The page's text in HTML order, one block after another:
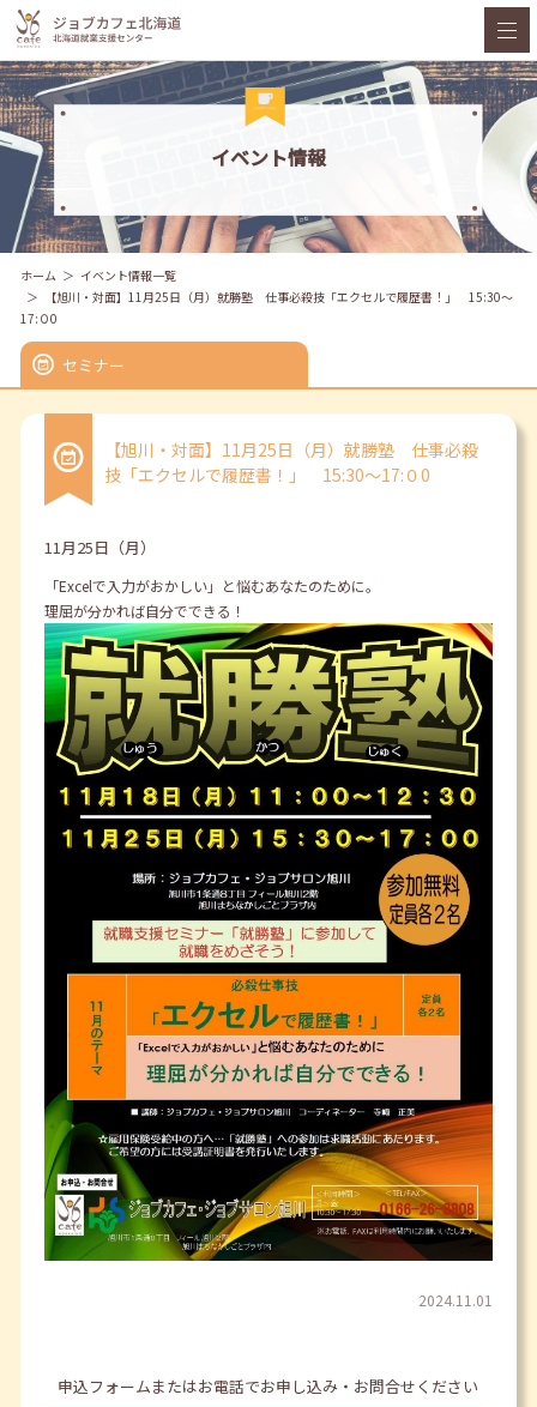
イベント情報
ホーム
イベント情報一覧
【旭川・対面】11月25日（月）就勝塾 仕事必殺技「エクセルで履歴書！」 15:30～
17:０0
セミナー
【旭川・対面】11月25日（月）就勝塾 仕事必殺
技「エクセルで履歴書！」 15:30～17:０0
11月25日（月）
「Excelで入力がおかしい」と悩むあなたのために。
理屈が分かれば自分でできる！
2024.11.01
申込フォームまたはお電話でお申し込み・お問合せください